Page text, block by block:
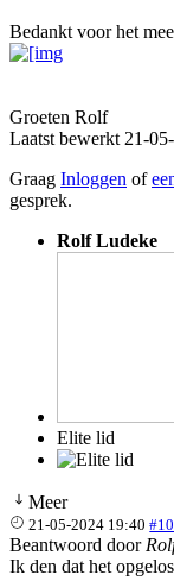
Bedankt voor het
Groeten Rolf
Laatst bewerkt 21-
Graag Inloggen of
gesprek.
Rolf Ludeke
Elite lid
Meer
21-05-2024 19:40
Beantwoord door
Ik den dat het